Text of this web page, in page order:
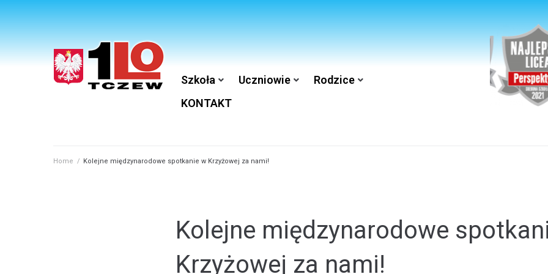
Szkoła Uczniowie
Rodzice
KONTAKT
Home / Kolejne międzynarodowe spotkanie w Krzyżowej za nami!
Kolejne międzynarodowe
Krzyżowej za nami!